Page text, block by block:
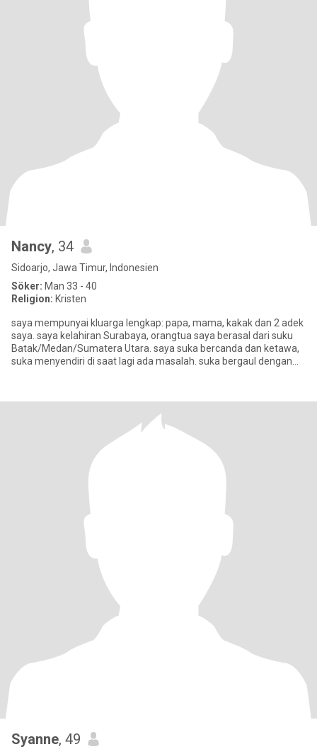
Nancy, 34
Sidoarjo, Jawa Timur, Indonesien
Söker: Man 33 - 40
Religion: Kristen
saya mempunyai kluarga lengkap: papa, mama, kakak dan 2 adek
saya. saya kelahiran Surabaya, orangtua saya berasal dari suku
Batak/Medan/Sumatera Utara. saya suka bercanda dan ketawa,
suka menyendiri di saat lagi ada masalah. suka bergaul dengan
Syanne, 49